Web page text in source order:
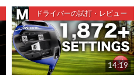
ドライバーの試打・レビュー
14:19